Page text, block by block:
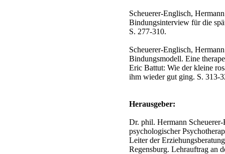
Scheuerer-Englisch,
Bindungsinterview für die
S. 277-310.
Scheuerer-Englisch,
Bindungsmodell. Eine
Eric Battut: Wie der kleine
ihm wieder gut ging. S. 313-
Herausgeber:
Dr. phil. Hermann
psychologischer
Leiter der
Regensburg. Lehrauftrag an